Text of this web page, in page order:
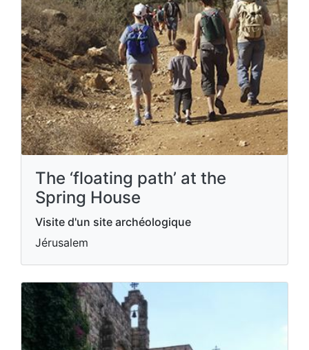
The ‘floating path’ at the
Spring House
Visite d'un site archéologique
Jérusalem